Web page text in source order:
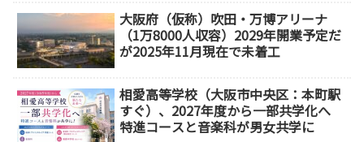
大阪府（仮称）吹田・万博アリーナ
（1万8000人収容）2029年開業予定だ
が2025年11月現在で未着工
相愛高等学校（大阪市中央区：本町駅
すぐ）、2027年度から一部共学化へ
特進コースと音楽科が男女共学に